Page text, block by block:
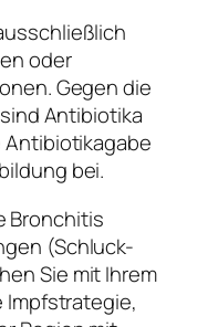
oder
Gegen die
Antibiotika
bei.
Bronchitis
(Schluck-
Sie mit Ihrem
Impfstrategie,